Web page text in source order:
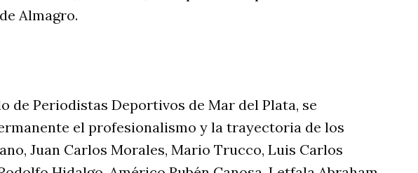
Almagro.
de Periodistas Deportivos de Mar del Plata, se
el profesionalismo y la trayectoria de los
Juan Carlos Morales, Mario Trucco, Luis Carlos